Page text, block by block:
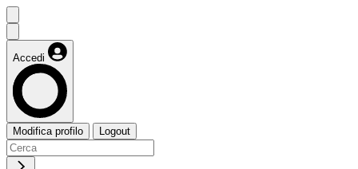
Accedi
Modifica profilo Logout